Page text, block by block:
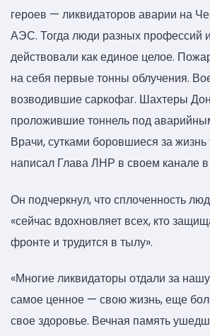
героев — ликвидаторов аварии на
АЭС. Тогда люди разных профессий
действовали как единое целое.
на себя первые тонны облучения.
возводившие саркофаг. Шахтеры
проложившие тоннель под
Врачи, сутками боровшиеся за
написал Глава ЛНР в своем канале
Он подчеркнул, что сплоченность
«сейчас вдохновляет всех, кто
фронте и трудится в тылу».
«Многие ликвидаторы отдали за
самое ценное — свою жизнь, еще
свое здоровье. Вечная память